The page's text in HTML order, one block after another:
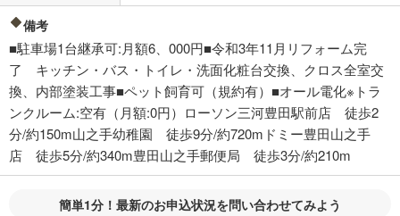
備考
■駐車場1台継承可:月額6、000円■令和3年11月リフォーム完
了 キッチン・バス・トイレ・洗面化粧台交換、クロス全室交
換、内部塗装工事■ペット飼育可（規約有）■オール電化※トラ
ンクルーム:空有（月額:0円）ローソン三河豊田駅前店 徒歩2
分/約150m山之手幼稚園 徒歩9分/約720mドミー豊田山之手
店 徒歩5分/約340m豊田山之手郵便局 徒歩3分/約210m
簡単1分！最新のお申込状況を問い合わせてみよう